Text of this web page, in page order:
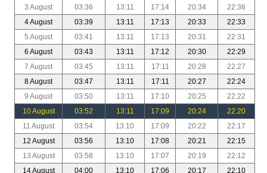
3 August
03:36 13:11 17:14 20:34
22:36
4 August
03:39 13:11 17:13 20:33
22:33
5 August
03:41 13:11 17:13 20:31
22:31
6 August
03:43 13:11 17:12 20:30
22:29
7 August
03:45 13:11 17:11 20:28
22:27
8 August
03:47 13:11 17:11 20:27
22:24
9 August
03:50 13:11 17:10 20:25
22:22
10 August
03:52 13:11 17:09 20:24
22:20
11 August
03:54 13:10 17:09 20:22
22:17
12 August
03:56 13:10 17:08 20:21
22:15
13 August
03:58 13:10 17:07 20:19
22:12
14 August
04:00 13:10 17:06 20:17 22:10